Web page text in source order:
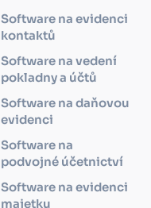
Software na evidenci
kontaktů
Software na vedení
pokladny a účtů
Software na daňovou
evidenci
Software na
podvojné účetnictví
Software na evidenci
majetku